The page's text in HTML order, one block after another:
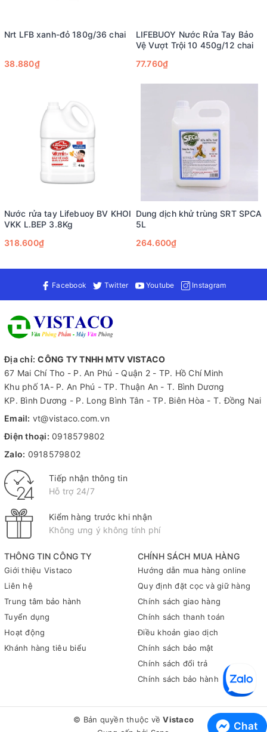
Nrt LFB xanh-đỏ 180g/36 chai
38.880₫
LIFEBUOY Nước Rửa Tay Bảo
Vệ Vượt Trội 10 450g/12 chai
77.760₫
Nước rửa tay Lifebuoy BV KHOI
VKK L.BEP 3.8Kg
318.600₫
Dung dịch khử trùng SRT SPCA
5L
264.600₫
Facebook Twitter Youtube Instagram
THÔNG TIN CÔNG TY
Giới thiệu Vistaco
Liên hệ
Trung tâm bảo hành
Tuyển dụng
Hoạt động
Khánh hàng tiêu biểu
CHÍNH SÁCH MUA HÀNG
Hướng dẫn mua hàng online
Quy định đặt cọc và giữ hàng
Chính sách giao hàng
Chính sách thanh toán
Điều khoản giao dịch
Chính sách bảo mật
Chính sách đổi trả
Chính sách bảo hành
Địa chỉ: CÔNG TY TNHH MTV VISTACO
67 Mai Chí Tho - P. An Phú - Quận 2 - TP. Hồ Chí Minh
Khu phố 1A- P. An Phú - TP. Thuận An - T. Bình Dương
KP. Bình Dương - P. Long Bình Tân - TP. Biên Hòa - T. Đồng Nai
Email: vt@vistaco.com.vn
Điện thoại: 0918579802
Zalo: 0918579802
Tiếp nhận thông tin
Hỗ trợ 24/7
Kiểm hàng trước khi nhận
Không ưng ý không tính phí
© Bản quyền thuộc vềVistaco
Chat